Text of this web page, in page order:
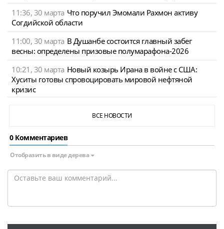
11:36, 30 марта Что поручил Эмомали Рахмон активу
Согдийской области
11:00, 30 марта В Душанбе состоится главный забег
весны: определены призовые полумарафона-2026
10:21, 30 марта Новый козырь Ирана в войне с США:
Хуситы готовы спровоцировать мировой нефтяной
кризис
ВСЕ НОВОСТИ
0 Комментариев
Отобразить в виде дерева